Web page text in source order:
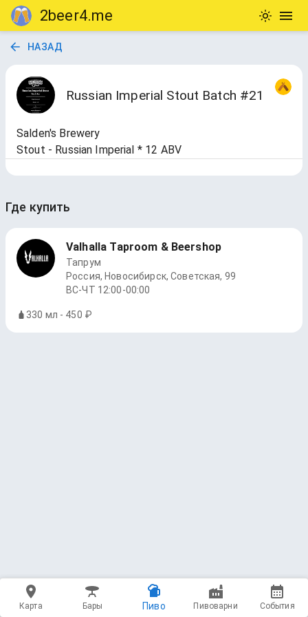
2beer4.me
НАЗАД
Russian Imperial Stout Batch #21
Salden's Brewery
Stout - Russian Imperial * 12 ABV
Где купить
Valhalla Taproom & Beershop
Тапрум
Россия, Новосибирск, Советская, 99
ВС-ЧТ 12:00-00:00
330 мл - 450 ₽
Карта Бары Пиво Пивоварни События